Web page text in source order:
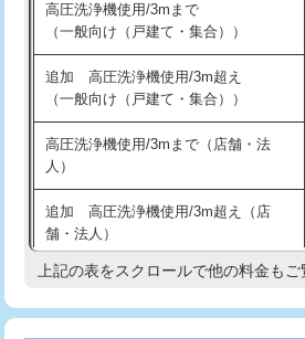
追加人工
廃棄・処分
※給水管工事は20mmまでの価格です
給水管工事※（バンド止め)
給水管工事※（支持金具設置)
給水管工事※（保温材使用（バンド止
め込み）)
給水管工事※（土の掘削・埋め戻し作
業)
給水管工事※（塩ビ管（VP・HI）使
用/3ｍまで)
高圧洗浄機使用/3mまで
（一般向け（戸建て・集合））
追加 高圧洗浄機使用/3m超え
（一般向け（戸建て・集合））
高圧洗浄機使用/3mまで（店舗・法
人）
追加 高圧洗浄機使用/3m超え（店
舗・法人）
高度高圧洗浄換
上記の表をスクロールで他の料金もご